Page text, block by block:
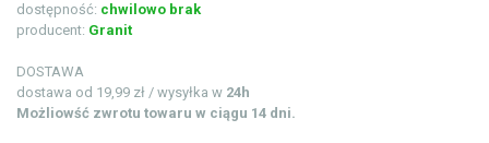
dostępność: chwilowo brak
producent: Granit
DOSTAWA
dostawa od 19,99 zł / wysyłka w 24h
Możliowść zwrotu towaru w ciągu 14 dni.